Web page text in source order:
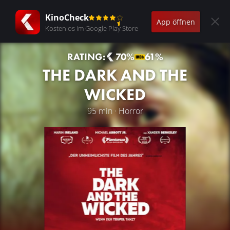
KinoCheck
Kostenlos im Google Play Store
App öffnen
RATING: 70% 61%
THE DARK AND THE
WICKED
95 min · Horror